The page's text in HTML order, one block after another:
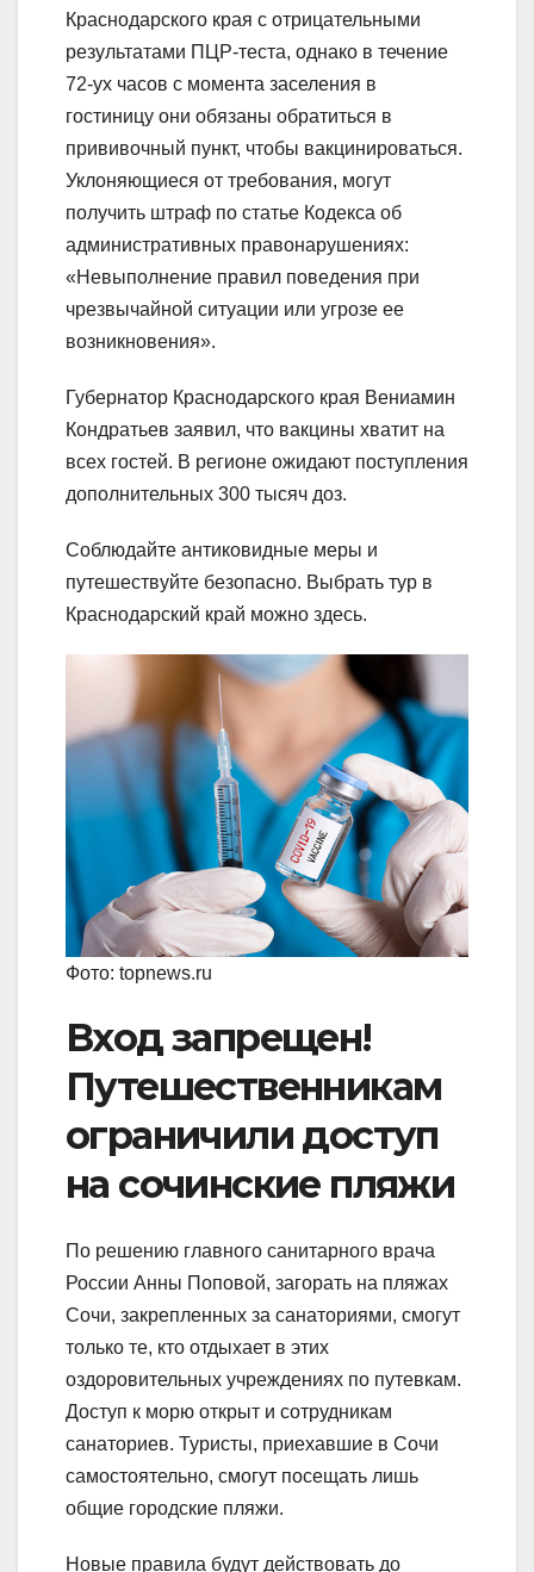
Краснодарского края с отрицательными
результатами ПЦР-теста, однако в течение
72-ух часов с момента заселения в
гостиницу они обязаны обратиться в
прививочный пункт, чтобы вакцинироваться.
Уклоняющиеся от требования, могут
получить штраф по статье Кодекса об
административных правонарушениях:
«Невыполнение правил поведения при
чрезвычайной ситуации или угрозе ее
возникновения».
Губернатор Краснодарского края Вениамин
Кондратьев заявил, что вакцины хватит на
всех гостей. В регионе ожидают поступления
дополнительных 300 тысяч доз.
Соблюдайте антиковидные меры и
путешествуйте безопасно. Выбрать тур в
Краснодарский край можно здесь.
Фото: topnews.ru
Вход запрещен!
Путешественникам
ограничили доступ
на сочинские пляжи
По решению главного санитарного врача
России Анны Поповой, загорать на пляжах
Сочи, закрепленных за санаториями, смогут
только те, кто отдыхает в этих
оздоровительных учреждениях по путевкам.
Доступ к морю открыт и сотрудникам
санаториев. Туристы, приехавшие в Сочи
самостоятельно, смогут посещать лишь
общие городские пляжи.
Новые правила будут действовать до